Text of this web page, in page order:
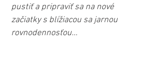
pustiť a pripraviť sa na nové
začiatky s blížiacou sa jarnou
rovnodennosťou...